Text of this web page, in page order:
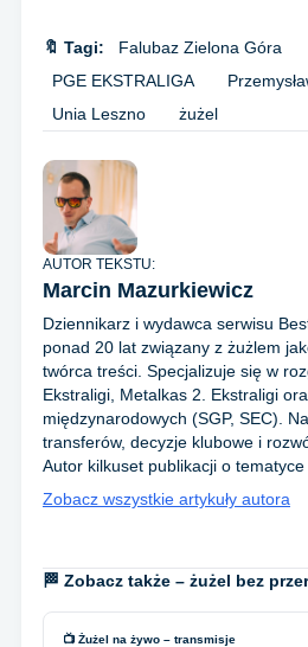
🔖 Tagi: Falubaz Zielona Góra
PGE EKSTRALIGA
Unia Leszno
żużel
AUTOR TEKSTU:
Marcin Mazurkiewicz
Dziennikarz i wydawca serwisu
ponad 20 lat związany z żużlem
twórca treści. Specjalizuje się w
Ekstraligi, Metalkas 2. Ekstraligi
międzynarodowych (SGP, SEC).
transferów, decyzje klubowe i
Autor kilkuset publikacji o tematyce
Zobacz wszystkie artykuły autora
🏁 Zobacz także – żużel bez
📺 Żużel na żywo – transmisje